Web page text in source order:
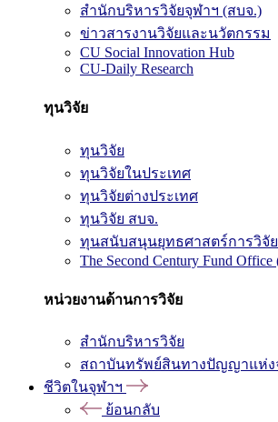
สำนักบริหารวิจัยจุฬาฯ (สบจ.)
ข่าวสารงานวิจัยและนวัตกรรม
CU Social Innovation Hub
CU-Daily Research
ทุนวิจัย
ทุนวิจัย
ทุนวิจัยในประเทศ
ทุนวิจัยต่างประเทศ
ทุนวิจัย สบจ.
ทุนสนับสนุนยุทธศาสตร์การวิจัย
The Second Century Fund Office
หน่วยงานด้านการวิจัย
สำนักบริหารวิจัย
สถาบันทรัพย์สินทางปัญญาแห่ง
ชีวิตในจุฬาฯ
ย้อนกลับ